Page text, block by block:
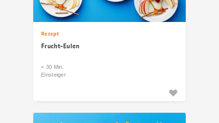
Rezept
Frucht-Eulen
< 30 Min.
Einsteiger